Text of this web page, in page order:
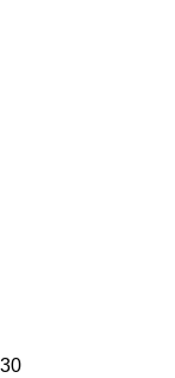
30